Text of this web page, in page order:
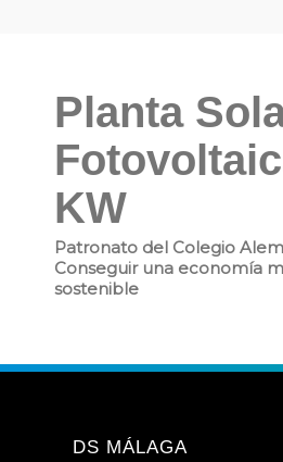
Planta
KW
Patronato del Colegio
Conseguir una economía
sostenible
DS MÁLAGA